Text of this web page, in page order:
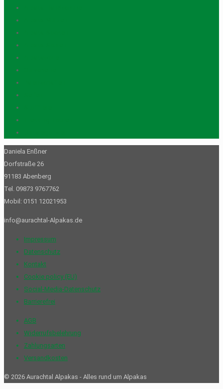
Daniela Enßner
Dorfstraße 26
91183 Abenberg
Tel. 09873 9767762
Mobil: 0151 12021953
info@aurachtal-Alpakas.de
Impressum
Datenschutz
Kontakt
Cookie policy (EU)
Social-Media-Datenschutz
Barrierefrei
AGB
Widerrufs­belehrung
Zahlungsarten
Versandkosten
© 2026 Aurachtal Alpakas - Alles rund um Alpakas